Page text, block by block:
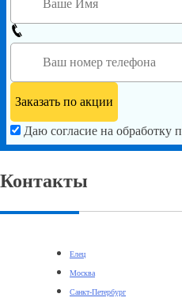
Даю согласие на обработку
Контакты
Елец
Москва
Санкт-Петербург